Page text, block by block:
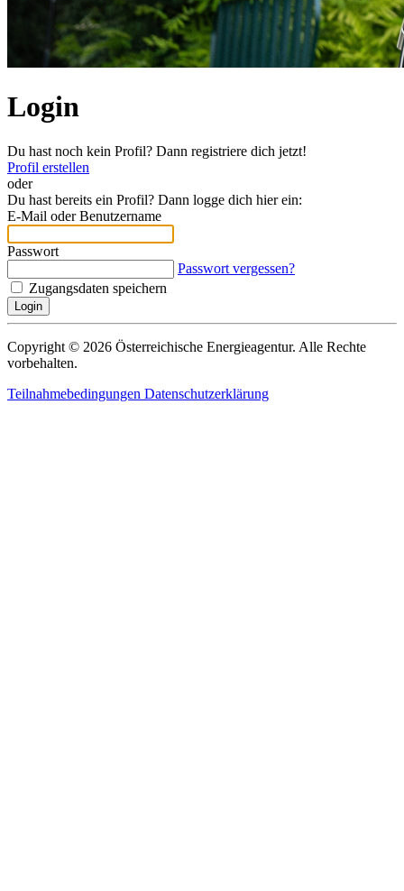
Login
Du hast noch kein Profil? Dann registriere dich jetzt!
Profil erstellen
oder
Du hast bereits ein Profil? Dann logge dich hier ein:
E-Mail oder Benutzername
Passwort
Passwort vergessen?
Zugangsdaten speichern
Login
Copyright © 2026 Österreichische Energieagentur. Alle Rechte
vorbehalten.
Teilnahmebedingungen Datenschutzerklärung